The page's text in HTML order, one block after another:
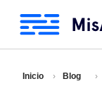
Inicio Blog